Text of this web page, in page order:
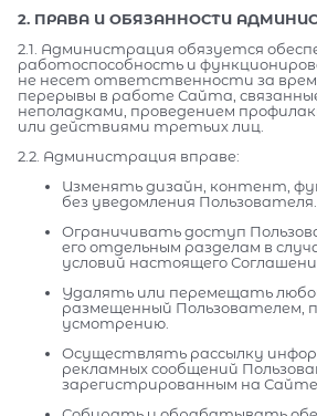
2. ПРАВА И ОБЯЗАННОСТИ
2.1. Администрация обязуется
работоспособность и
не несет ответственности за
перерывы в работе Сайта,
неполадками, проведением
или действиями третьих лиц.
2.2. Администрация вправе:
Изменять дизайн, контент,
без уведомления Пользователя.
Ограничивать доступ
его отдельным разделам в
условий настоящего
Удалять или перемещать
размещенный Пользователем,
усмотрению.
Осуществлять рассылку
рекламных сообщений
зарегистрированным на